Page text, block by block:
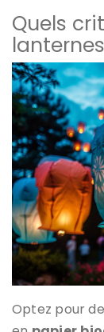
Quels
Optez pour